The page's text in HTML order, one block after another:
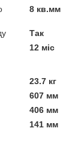
8 кв.мм
Так
12 міс
23.7 кг
607 мм
406 мм
141 мм